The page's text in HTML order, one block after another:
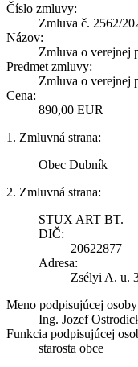
Číslo zmluvy:
Zmluva č. 2562/
Názov:
Zmluva o verejnej
Predmet zmluvy:
Zmluva o verejnej
Cena:
890,00 EUR
1. Zmluvná strana:
Obec Dubník
2. Zmluvná strana:
STUX ART BT.
DIČ:
20622877
Adresa:
Zsélyi A. u.
Meno podpisujúcej
Ing. Jozef
Funkcia podpisujúcej
starosta obce